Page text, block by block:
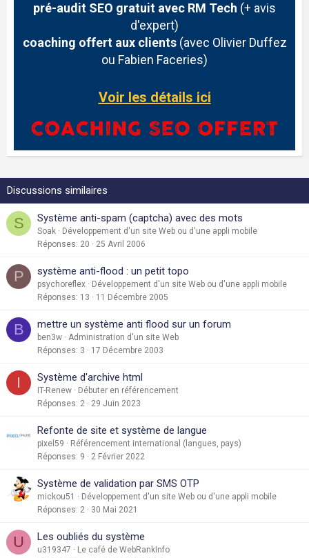
pré-audit SEO gratuit avec RM Tech (+ avis
d'expert)
coaching offert aux clients(avec Olivier Duffez
ou Fabien Faceries)
Voir les détails ici
Discussions similaires
S Système anti-spam (captcha) avec des mots
Soak
Développement d'un site Web ou d'une appli mobile
Réponses 20 25 Avril 2006
P système anti-flood : un petit topo
psychoreflex
Développement d'un site Web ou d'une appli mobile
Réponses 13 11 Décembre 2005
B mettre un système anti flood sur un forum
ben3w
Administration d'un site Web
Réponses 3 17 Décembre 2003
I Système d'archive html
IT-Renew
Débuter en référencement
Réponses 2 29 Juin 2023
Refonte de site et système de langue
pixel59
Référencement international (langues, pays)
Réponses 9 2 Février 2022
Système de validation par SMS OTP
mickou51
Développement d'un site Web ou d'une appli mobile
Réponses 2 30 Mai 2021
U Les oubliés du système
u319347
Le café de WebRankInfo